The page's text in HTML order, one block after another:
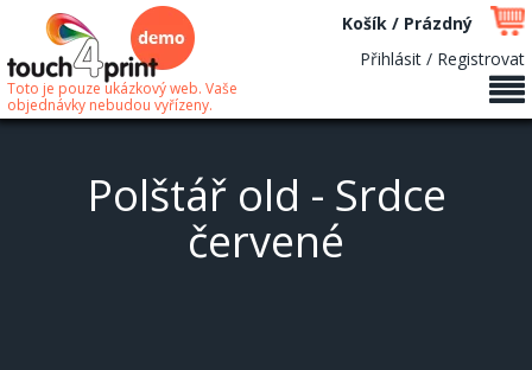
Toto je pouze ukázkový web. Vaše
objednávky nebudou vyřízeny.
Košík / Prázdný
Přihlásit / Registrovat
Polštář old - Srdce
červené